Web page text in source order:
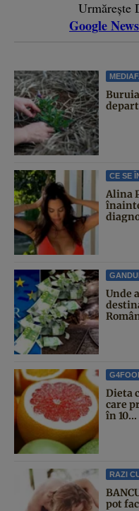
Urmărește
Google News
CE SE
Alina
Unde
Dieta
care
în 10...
RAZI
pot